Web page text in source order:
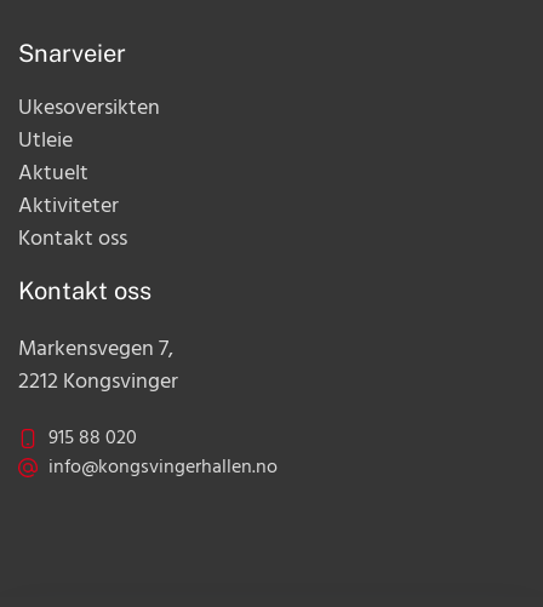
Snarveier
Ukesoversikten
Utleie
Aktuelt
Aktiviteter
Kontakt oss
Kontakt oss
Markensvegen 7,
2212 Kongsvinger
915 88 020
info@kongsvingerhallen.no